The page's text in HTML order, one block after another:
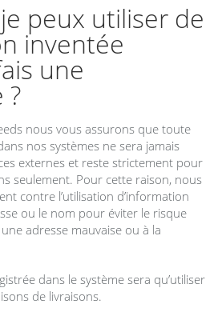
peux utiliser de
inventée
une
?
nous vous assurons que toute
nos systèmes ne sera jamais
externes et reste strictement pour
seulement. Pour cette raison, nous
contre l’utilisation d’information
ou le nom pour éviter le risque
adresse mauvaise ou à la
dans le système sera qu’utiliser
de livraisons.